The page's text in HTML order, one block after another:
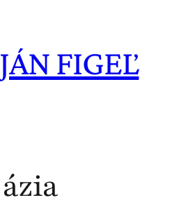
JÁN FIGEĽ
ázia